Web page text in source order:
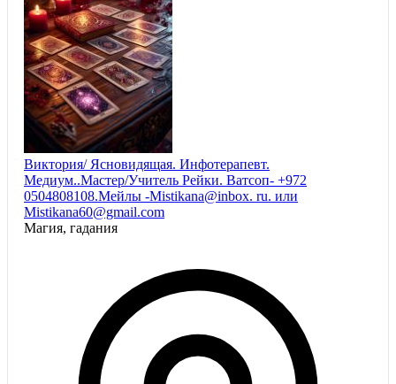
Виктория/ Ясновидящая. Инфотерапевт.
Медиум..Мастер/Учитель Рейки. Ватсоп- +972
0504808108.Мейлы -Mistikana@inbox. ru. или
Mistikana60@gmail.com
Магия, гадания